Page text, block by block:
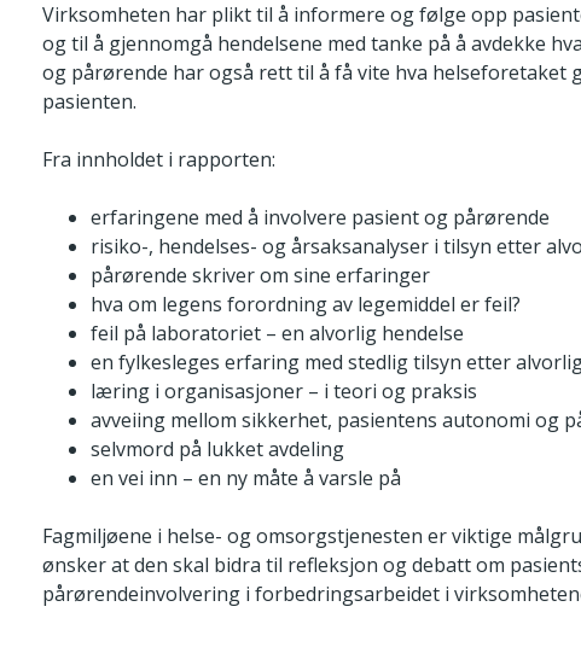
Virksomheten har plikt til å informere og følge opp
og til å gjennomgå hendelsene med tanke på å avdekke
og pårørende har også rett til å få vite hva helseforetaket
pasienten.
Fra innholdet i rapporten:
erfaringene med å involvere pasient og pårørende
risiko-, hendelses- og årsaksanalyser i tilsyn etter
pårørende skriver om sine erfaringer
hva om legens forordning av legemiddel er feil?
feil på laboratoriet – en alvorlig hendelse
en fylkesleges erfaring med stedlig tilsyn etter
læring i organisasjoner – i teori og praksis
avveiing mellom sikkerhet, pasientens autonomi og
selvmord på lukket avdeling
en vei inn – en ny måte å varsle på
Fagmiljøene i helse- og omsorgstjenesten er viktige
ønsker at den skal bidra til refleksjon og debatt om
pårørendeinvolvering i forbedringsarbeidet i